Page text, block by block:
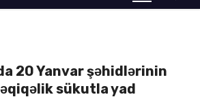
20 Yanvar şəhidlərinin
sükutla yad